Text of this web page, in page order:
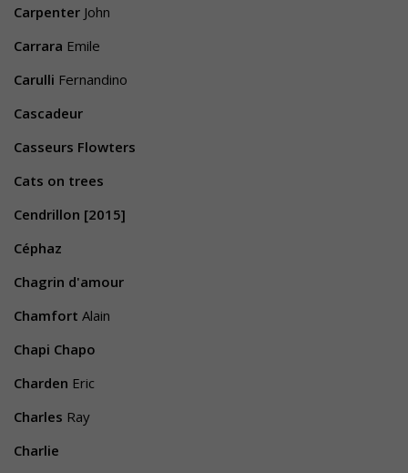
Carpenter John
Carrara Emile
Carulli Fernandino
Cascadeur
Casseurs Flowters
Cats on trees
Cendrillon [2015]
Céphaz
Chagrin d'amour
Chamfort Alain
Chapi Chapo
Charden Eric
Charles Ray
Charlie